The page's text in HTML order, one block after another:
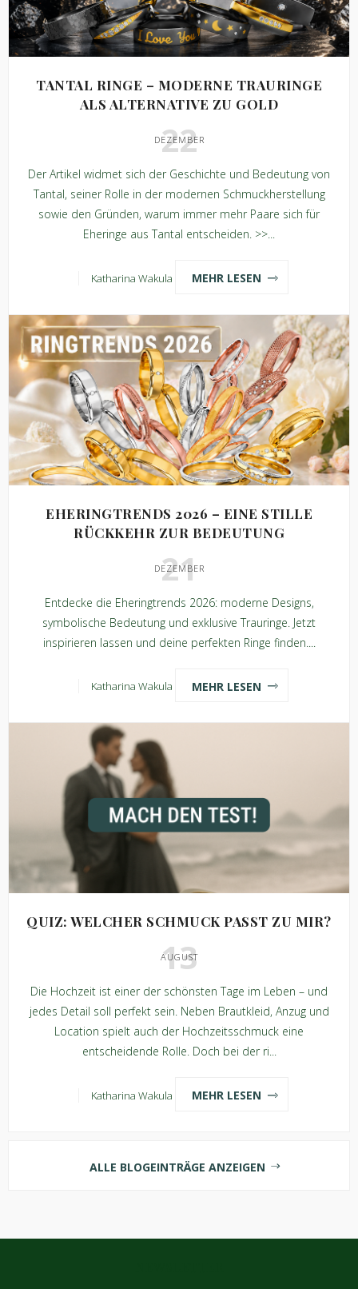
TANTAL RINGE – MODERNE TRAURINGE
ALS ALTERNATIVE ZU GOLD
22
DEZEMBER
Der Artikel widmet sich der Geschichte und Bedeutung von
Tantal, seiner Rolle in der modernen Schmuckherstellung
sowie den Gründen, warum immer mehr Paare sich für
Eheringe aus Tantal entscheiden. >>...
Katharina Wakula MEHR LESEN
EHERINGTRENDS 2026 – EINE STILLE
RÜCKKEHR ZUR BEDEUTUNG
21
DEZEMBER
Entdecke die Eheringtrends 2026: moderne Designs,
symbolische Bedeutung und exklusive Trauringe. Jetzt
inspirieren lassen und deine perfekten Ringe finden....
Katharina Wakula MEHR LESEN
QUIZ: WELCHER SCHMUCK PASST ZU MIR?
13
AUGUST
Die Hochzeit ist einer der schönsten Tage im Leben – und
jedes Detail soll perfekt sein. Neben Brautkleid, Anzug und
Location spielt auch der Hochzeitsschmuck eine
entscheidende Rolle. Doch bei der ri...
Katharina Wakula MEHR LESEN
ALLE BLOGEINTRÄGE ANZEIGEN